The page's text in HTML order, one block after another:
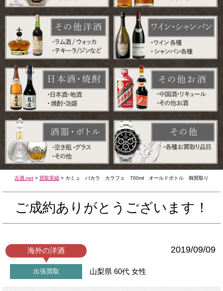
古酒.net > 買取実績 > カミュ バカラ カラフェ 700ml オールドボトル 御買取り
ご成約ありがとうございます！
海外の洋酒 2019/09/09
出張買取 山梨県 60代 女性